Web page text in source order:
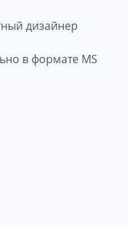
дизайнер
в формате MS